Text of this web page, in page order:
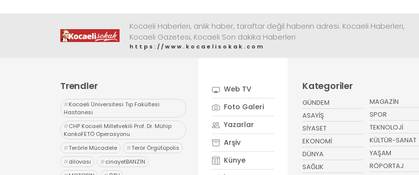
Kocaeli Haberleri, anlık haber, taraftar değil haberin adresi. Kocaeli Haberleri,
Kocaeli Gazetesi, Kocaeli Son dakika Haberleri
https://www.kocaelisokak.com
Trendler
#Kocaeli Üniversitesi Tıp Fakültesi
Hastanesi
#CHP Kocaeli Milletvekili Prof. Dr. Mühip
KankoFETÖ Operasyonu
#Terörle Mücadele #Terör Örgütüpolis
#dilovası #cinayetBANZİN
Web TV
Foto Galeri
Yazarlar
Arşiv
Künye
Kategoriler
GÜNDEM
ASAYİŞ
SİYASET
EKONOMİ
DÜNYA
SAĞLIK
MAGAZİN
SPOR
TEKNOLOJİ
KÜLTÜR-SANAT
YAŞAM
RÖPORTAJ